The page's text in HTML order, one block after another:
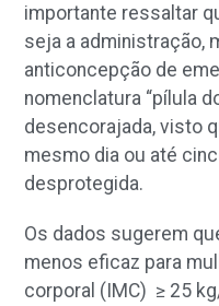
importante ressaltar
seja a administração,
anticoncepção de
nomenclatura “pílula
desencorajada, visto
mesmo dia ou até
desprotegida.
Os dados sugerem
menos eficaz para
corporal (IMC) ≥ 25